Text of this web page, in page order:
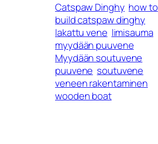
Catspaw Dinghy how to
build catspaw dinghy
lakattu vene limisauma
myydään puuvene
Myydään soutuvene
puuvene soutuvene
veneen rakentaminen
wooden boat